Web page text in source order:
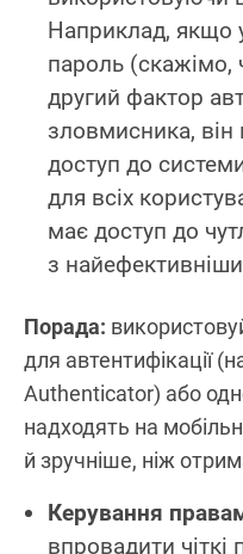
Наприклад, якщо
пароль (скажімо,
другий фактор
зловмисника,
доступ до
для всіх
має доступ до
з
Порада:
для автентифікації
Authenticator) або
надходять на
й зручніше, ніж
Керування
впровадити